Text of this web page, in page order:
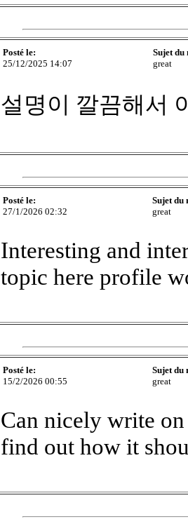
Posté le:
25/12/2025 14:07
Sujet du
great
설명이 깔끔해서
Posté le:
27/1/2026 02:32
Sujet du
great
Interesting and
topic here profile
Posté le:
15/2/2026 00:55
Sujet du
great
Can nicely write
find out how it